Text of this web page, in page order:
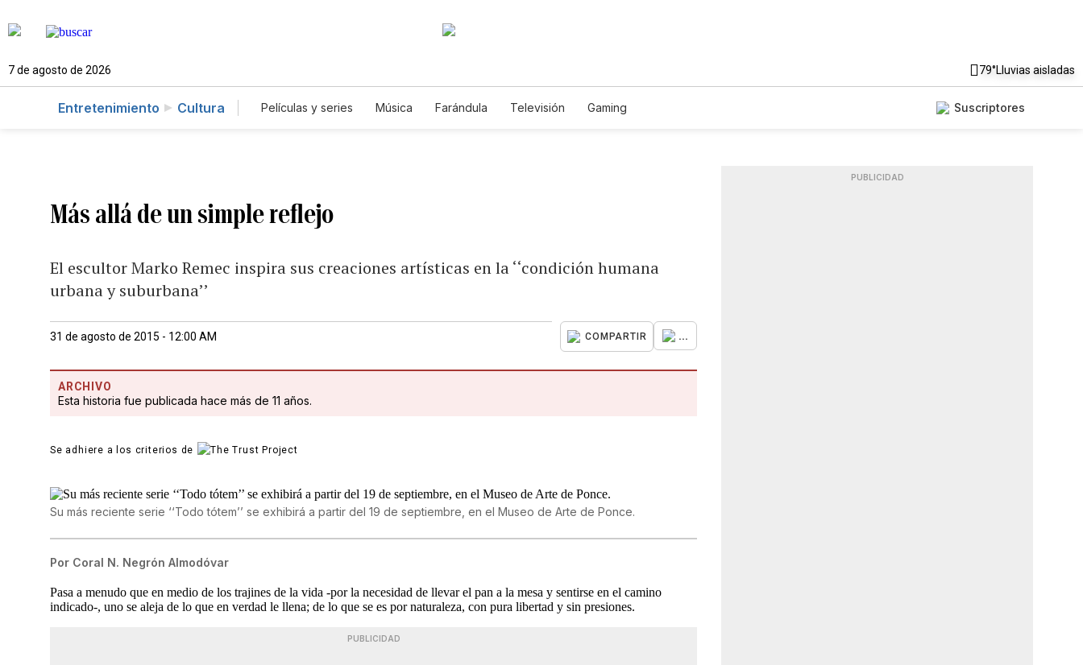
7 de agosto de 2026 79°Lluvias aisladas
Entretenimiento Cultura Películas y series Música Farándula Televisión Gaming Suscriptores
Más allá de un simple reflejo
El escultor Marko Remec inspira sus creaciones artísticas en la ‘‘condición humana
urbana y suburbana’’
31 de agosto de 2015 - 12:00 AM COMPARTIR ...
ARCHIVO
Esta historia fue publicada hace más de 11 años.
Se adhiere a los criterios de
Su más reciente serie ‘‘Todo tótem’’ se exhibirá a partir del 19 de septiembre, en el Museo de Arte de Ponce.
Por Coral N. Negrón Almodóvar
Pasa a menudo que en medio de los trajines de la vida -por la necesidad de llevar el pan a la mesa y sentirse en el camino
indicado-, uno se aleja de lo que en verdad le llena; de lo que se es por naturaleza, con pura libertad y sin presiones.
PUBLICIDAD
PUBLICIDAD